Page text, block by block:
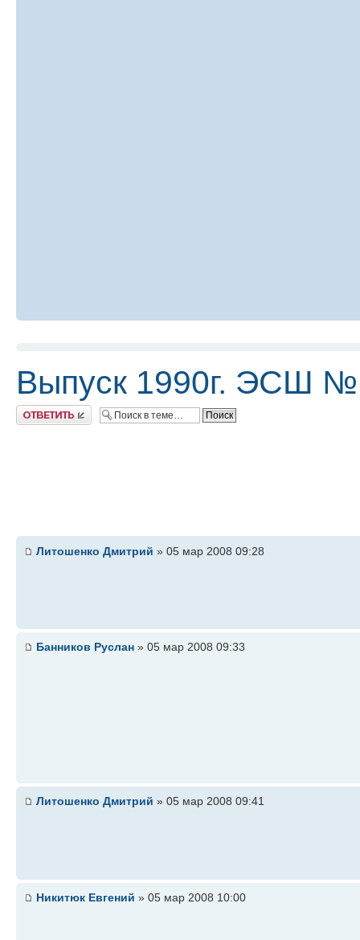
Выпуск 1990г. ЭСШ
Ответить
Литошенко Дмитрий » 05 мар 2008 09:28
Банников Руслан » 05 мар 2008 09:33
Литошенко Дмитрий » 05 мар 2008 09:41
Никитюк Евгений » 05 мар 2008 10:00